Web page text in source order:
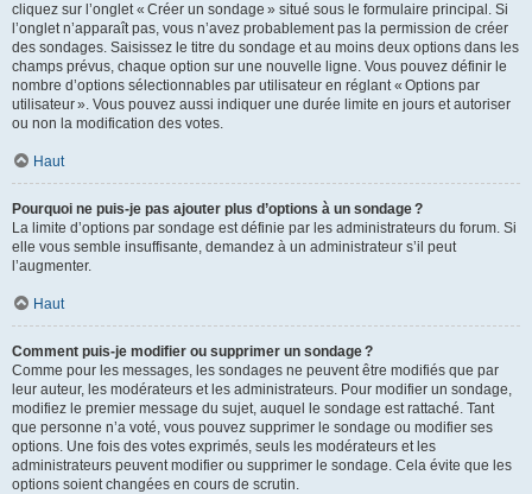
cliquez sur l’onglet « Créer un sondage » situé sous le formulaire principal. Si
l’onglet n’apparaît pas, vous n’avez probablement pas la permission de créer
des sondages. Saisissez le titre du sondage et au moins deux options dans les
champs prévus, chaque option sur une nouvelle ligne. Vous pouvez définir le
nombre d’options sélectionnables par utilisateur en réglant « Options par
utilisateur ». Vous pouvez aussi indiquer une durée limite en jours et autoriser
ou non la modification des votes.
Haut
Pourquoi ne puis-je pas ajouter plus d’options à un sondage ?
La limite d’options par sondage est définie par les administrateurs du forum. Si
elle vous semble insuffisante, demandez à un administrateur s’il peut
l’augmenter.
Haut
Comment puis-je modifier ou supprimer un sondage ?
Comme pour les messages, les sondages ne peuvent être modifiés que par
leur auteur, les modérateurs et les administrateurs. Pour modifier un sondage,
modifiez le premier message du sujet, auquel le sondage est rattaché. Tant
que personne n’a voté, vous pouvez supprimer le sondage ou modifier ses
options. Une fois des votes exprimés, seuls les modérateurs et les
administrateurs peuvent modifier ou supprimer le sondage. Cela évite que les
options soient changées en cours de scrutin.